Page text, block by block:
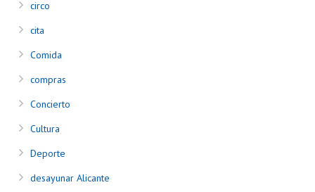
circo
cita
Comida
compras
Concierto
Cultura
Deporte
desayunar Alicante